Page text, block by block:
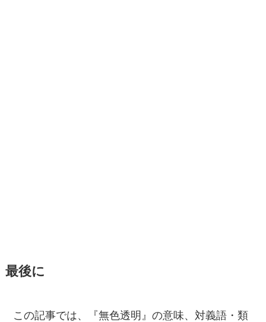
最後に
この記事では、『無色透明』の意味、対義語・類